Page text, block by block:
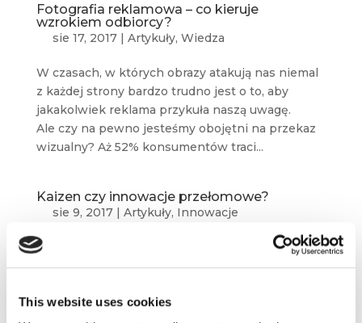
This website uses cookies
Fotografia reklamowa – co kieruje
wzrokiem odbiorcy?
sie 17, 2017| Artykuły, Wiedza
W czasach, w których obrazy atakują nas niemal
z każdej strony bardzo trudno jest o to, aby
jakakolwiek reklama przykuła naszą uwagę.
Ale czy na pewno jesteśmy obojętni na przekaz
wizualny? Aż 52% konsumentów traci...
Kaizen czy innowacje przełomowe?
sie 9, 2017| Artykuły, Innowacje
Peter Drucker, ojciec współczesnego
zarządzania, uważał, że firma tylko wtedy może
innowacje i umiejętnie nimi zarządza. Badania